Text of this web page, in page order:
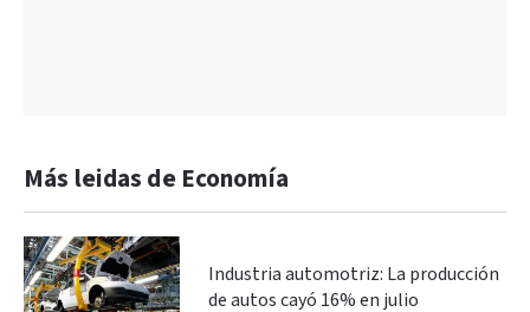
Más leidas de Economía
Industria automotriz: La producción
de autos cayó 16% en julio